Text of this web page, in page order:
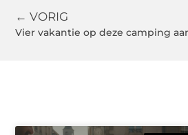
← VORIG
Vier vakantie op deze camping